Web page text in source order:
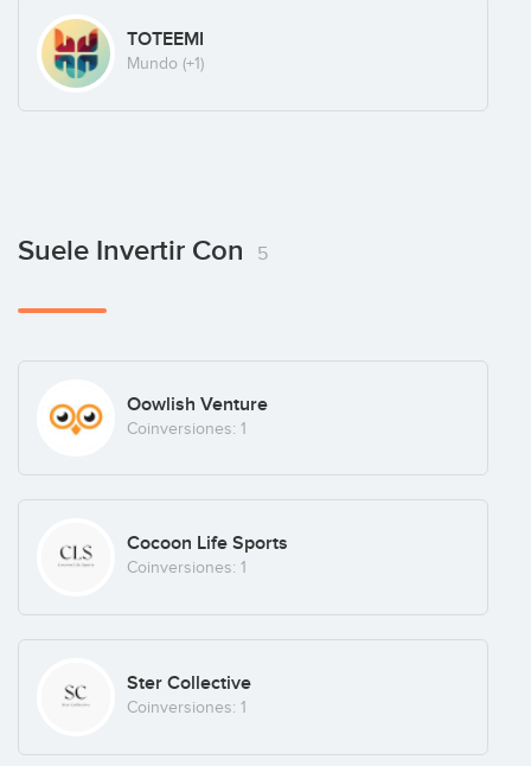
TOTEEMI
Mundo (+1)
Suele Invertir Con 5
Oowlish Venture
Coinversiones: 1
Cocoon Life Sports
Coinversiones: 1
Ster Collective
Coinversiones: 1